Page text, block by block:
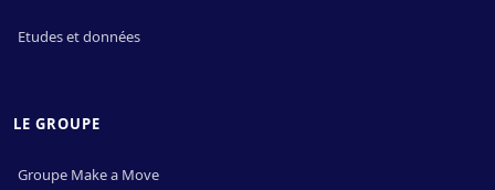
Etudes et données
LE GROUPE
Groupe Make a Move